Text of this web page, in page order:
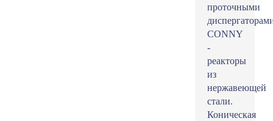
проточными
CONNY
-
реакторы
из
нержавеющей
стали.
Коническая